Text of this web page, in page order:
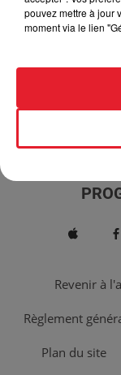
Revenir à
Règlement
Plan du site
pouvez mettre à jour
moment via le lien